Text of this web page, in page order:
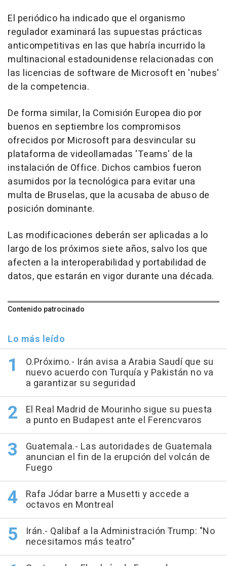
El periódico ha indicado que el organismo
regulador examinará las supuestas prácticas
anticompetitivas en las que habría incurrido la
multinacional estadounidense relacionadas con
las licencias de software de Microsoft en 'nubes'
de la competencia.
De forma similar, la Comisión Europea dio por
buenos en septiembre los compromisos
ofrecidos por Microsoft para desvincular su
plataforma de videollamadas 'Teams' de la
instalación de Office. Dichos cambios fueron
asumidos por la tecnológica para evitar una
multa de Bruselas, que la acusaba de abuso de
posición dominante.
Las modificaciones deberán ser aplicadas a lo
largo de los próximos siete años, salvo los que
afecten a la interoperabilidad y portabilidad de
datos, que estarán en vigor durante una década.
Contenido patrocinado
Lo más leído
O.Próximo.- Irán avisa a Arabia Saudí que su
nuevo acuerdo con Turquía y Pakistán no va
a garantizar su seguridad
El Real Madrid de Mourinho sigue su puesta
a punto en Budapest ante el Ferencvaros
Guatemala.- Las autoridades de Guatemala
anuncian el fin de la erupción del volcán de
Fuego
Rafa Jódar barre a Musetti y accede a
octavos en Montreal
Irán.- Qalibaf a la Administración Trump: "No
necesitamos más teatro"